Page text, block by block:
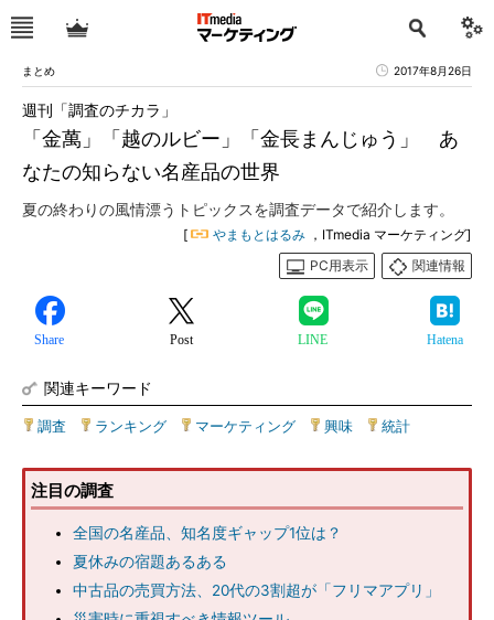
まとめ 2017年8月26日
「金萬」「越のルビー」「金長まんじゅう」 あ
なたの知らない名産品の世界
週刊「調査のチカラ」
夏の終わりの風情漂うトピックスを調査データで紹介します。
[ やまもとはるみ ，ITmedia マーケティング]
PC用表示
関連情報
Share Post LINE Hatena
関連キーワード
調査 ランキング マーケティング 興味 統計
注目の調査
全国の名産品、知名度ギャップ1位は？
夏休みの宿題あるある
中古品の売買方法、20代の3割超が「フリマアプリ」